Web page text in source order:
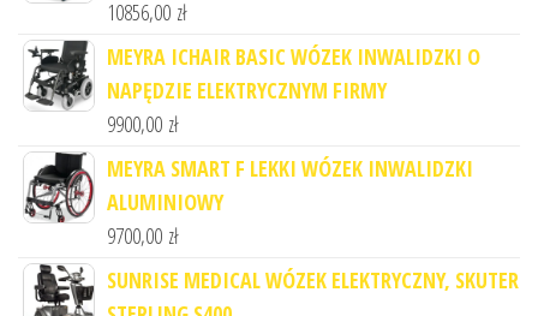
10856,00 zł
MEYRA ICHAIR BASIC WÓZEK INWALIDZKI O
NAPĘDZIE ELEKTRYCZNYM FIRMY
9900,00 zł
MEYRA SMART F LEKKI WÓZEK INWALIDZKI
ALUMINIOWY
9700,00 zł
SUNRISE MEDICAL WÓZEK ELEKTRYCZNY, SKUTER